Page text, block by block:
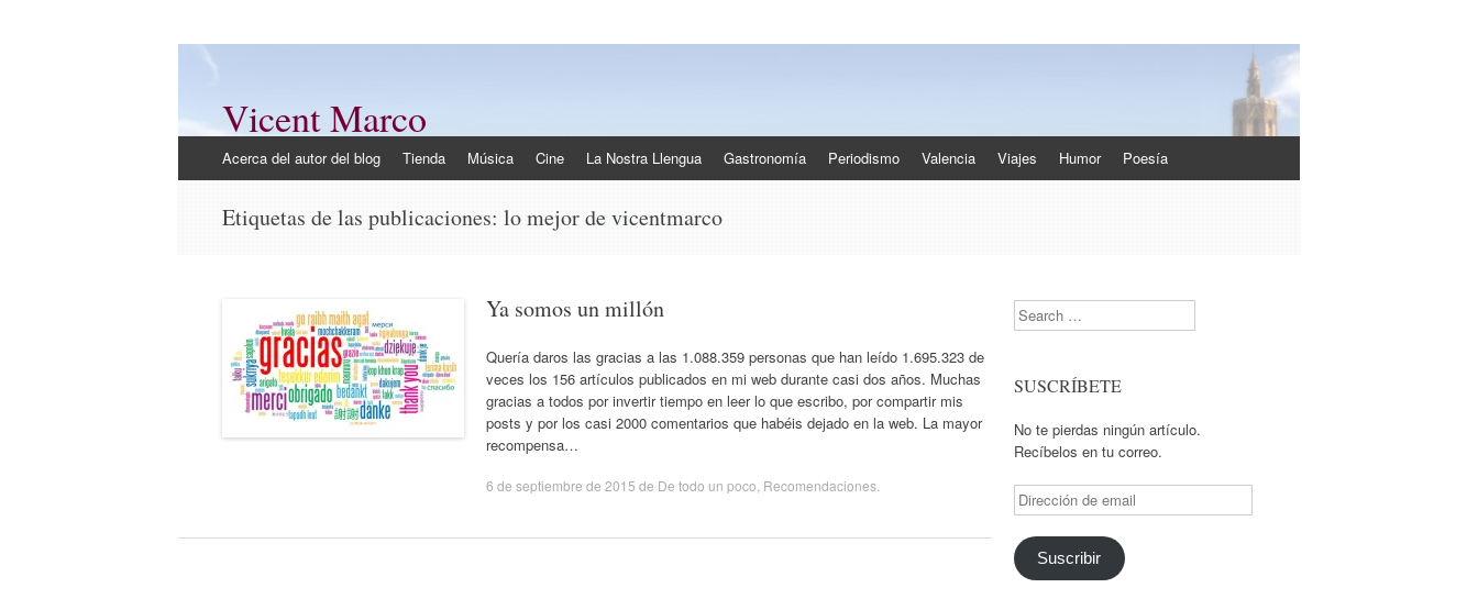
Vicent Marco
al
Acerca del autor del blog Tienda Música Cine La Nostra Llengua Gastronomía Periodismo Valencia Viajes Humor Poesía
Etiquetas de las publicaciones: lo mejor de vicentmarco
Ya somos un millón
Quería daros las gracias a las 1.088.359 personas que han leído 1.695.323 de
veces los 156 artículos publicados en mi web durante casi dos años. Muchas
gracias a todos por invertir tiempo en leer lo que escribo, por compartir mis
posts y por los casi 2000 comentarios que habéis dejado en la web. La mayor
recompensa…
6 de septiembre de 2015 de De todo un poco Recomendaciones
Search
SUSCRÍBETE
No te pierdas ningún artículo.
Recíbelos en tu correo.
Dirección
de
email
Suscribir